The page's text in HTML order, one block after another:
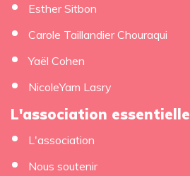
Esther Sitbon
Carole Taillandier Chouraqui
Yaël Cohen
NicoleYam Lasry
L'association essentielle
L'association
Nous soutenir